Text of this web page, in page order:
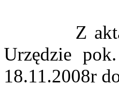
Z aktami
Urzędzie
18.11.2008r